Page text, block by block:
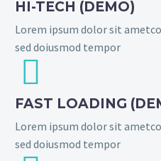
HI-TECH (DEMO)
Lorem ipsum dolor sit
sed doiusmod tempor


FAST LOADING
Lorem ipsum dolor sit
sed doiusmod tempor